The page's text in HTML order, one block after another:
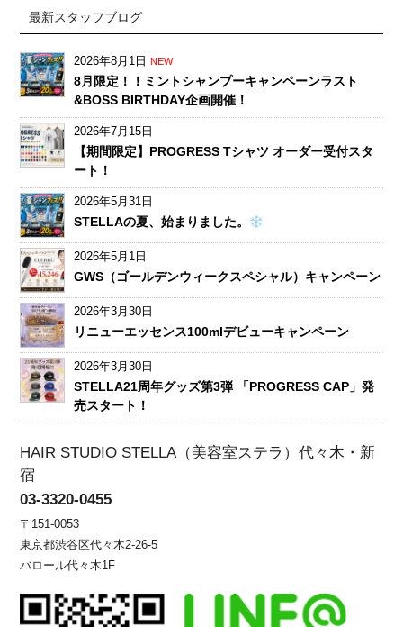
最新スタッフブログ
2026年8月1日 NEW
8月限定！！ミントシャンプーキャンペーンラスト
&BOSS BIRTHDAY企画開催！
2026年7月15日
【期間限定】PROGRESS Tシャツ オーダー受付スタ
ート！
2026年5月31日
STELLAの夏、始まりました。
2026年5月1日
GWS（ゴールデンウィークスペシャル）キャンペーン
2026年3月30日
リニューエッセンス100mlデビューキャンペーン
2026年3月30日
STELLA21周年グッズ第3弾 「PROGRESS CAP」発
売スタート！
HAIR STUDIO STELLA（美容室ステラ）代々木・新
宿
03-3320-0455
〒151-0053
東京都渋谷区代々木2-26-5
バロール代々木1F